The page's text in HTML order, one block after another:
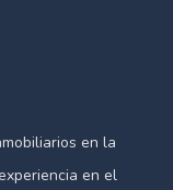
en la
en el